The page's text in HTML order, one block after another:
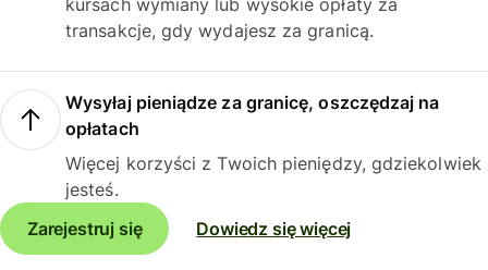
kursach wymiany lub wysokie opłaty za
transakcje, gdy wydajesz za granicą.
Wysyłaj pieniądze za granicę, oszczędzaj na
opłatach
Więcej korzyści z Twoich pieniędzy, gdziekolwiek
jesteś.
Zarejestruj się
Dowiedz się więcej